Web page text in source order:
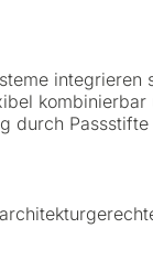
integrieren
durch